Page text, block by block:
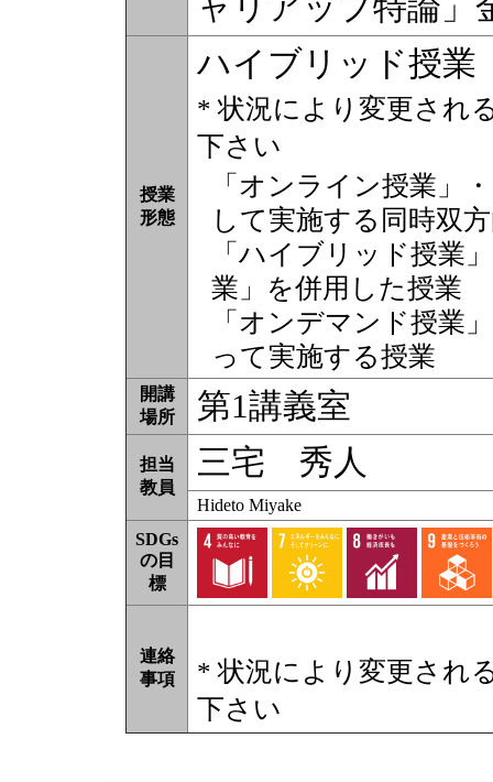
授業
形態
ハイブリッド授業
* 状況により変更され
下さい
「オンライン授業」
して実施する同時双
「ハイブリッド授業
業」を併用した授業
「オンデマンド授業
って実施する授業
開講
場所
第1講義室
担当
教員
三宅 秀人
Hideto Miyake
SDGs
の目
標
連絡
事項
* 状況により変更され
下さい